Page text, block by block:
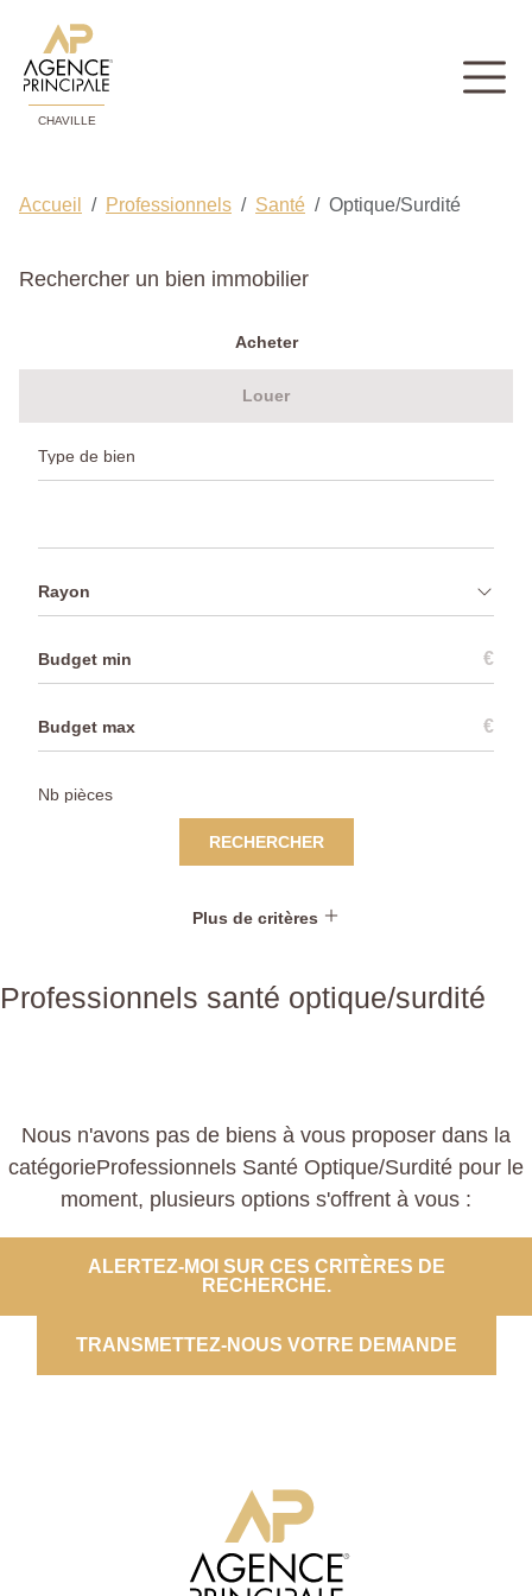
CHAVILLE
Accueil Professionnels Santé Optique/Surdité
Rechercher un bien immobilier
Acheter
Louer
Rayon
€
€
RECHERCHER
Plus de critères
Professionnels santé optique/surdité
Nous n'avons pas de biens à vous proposer dans la
catégorieProfessionnels Santé Optique/Surdité pour le
moment, plusieurs options s'offrent à vous :
ALERTEZ-MOI SUR CES CRITÈRES DE
RECHERCHE.
TRANSMETTEZ-NOUS VOTRE DEMANDE